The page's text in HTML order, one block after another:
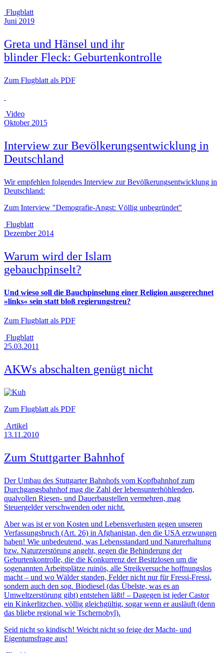
Flugblatt
Juni 2019
Greta und Hänsel und ihr
blinder Fleck: Geburtenkontrolle
Zum Flugblatt als PDF
Video
Oktober 2015
Interview zur Bevölkerungsentwicklung in
Deutschland
Wir empfehlen folgendes Interview zur Bevölkerungsentwicklung in
Deutschland:
Zum Interview "Demografie-Angst: Völlig unbegründet"
Flugblatt
Dezember 2014
Warum wird der Islam
gebauchpinselt?
Und wieso soll die Bauchpinselung einer Religion ausgerechnet
»links« sein statt bloß regierungstreu?
Zum Flugblatt als PDF
Flugblatt
25.03.2011
AKWs abschalten genügt nicht
Zum Flugblatt als PDF
Artikel
13.11.2010
Zum Stuttgarter Bahnhof
Der Umbau des Stuttgarter Bahnhofs vom Kopfbahnhof zum
Durchgangsbahnhof mag die Zahl der lebensunterhöhlenden,
qualvollen Riesen- und Dauerbaustellen vermehren, mag
Steuergelder verschwenden oder nicht.
Aber was ist er von Kosten und Lebensverlusten gegen unseren
Verfassungsbruch (Art. 26) in Afghanistan, den die USA erzwungen
haben! Wie unbedeutend, was Lebensstandard und Naturerhaltung
bzw. Naturzerstörung angeht, gegen die Behinderung der
Geburtenkontrolle, die die Konkurrenz der Besitzlosen um die
sogenannten Arbeitsplätze ruinös, alle Streikversuche hoffnungslos
macht – und wo Wälder standen, Felder nicht nur für Fressi-Fressi,
sondern auch den sog. Biodiesel (das Übelste, was es an
Umweltzerstörung gibt) entstehen läßt! – Dagegen ist jeder Castor
ein Kinkerlitzchen, völlig gleichgültig, sogar wenn er ausläuft (denn
das bliebe regional wie Tschernobyl).
Seid nicht so kindisch! Weicht nicht so feige der Macht- und
Eigentumsfrage aus!